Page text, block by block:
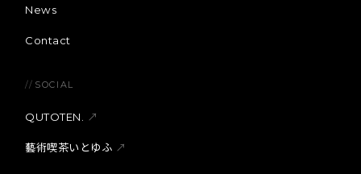
News
Contact
// SOCIAL
QUTOTEN. ↗
藝術喫茶いとゆふ ↗